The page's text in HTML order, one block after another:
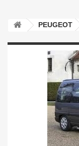
PEUGEOT